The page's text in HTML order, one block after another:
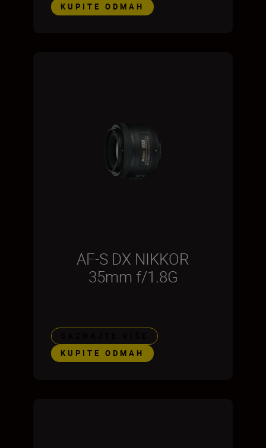
KUPITE ODMAH
AF-S DX NIKKOR
35mm f/1.8G
KUPITE ODMAH